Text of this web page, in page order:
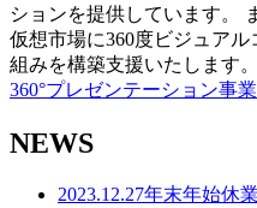
ションを提供しています。
仮想市場に360度ビジュア
組みを構築支援いたします。
360°プレゼンテーション事
NEWS
2023.12.27年末年始休